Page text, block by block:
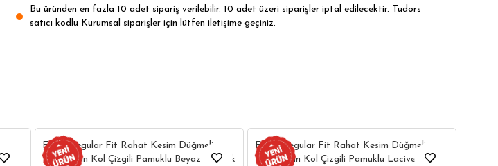
Bu üründen en fazla 10 adet sipariş verilebilir. 10 adet üzeri siparişler iptal edilecektir. Tudors
satıcı kodlu Kurumsal siparişler için lütfen iletişime geçiniz.
Erkek Regular Fit Rahat Kesim Düğmeli
Yaka Uzun Kol Çizgili Pamuklu Beyaz Gömlek
Erkek Regular Fit Rahat Kesim Düğmeli
Yaka Uzun Kol Çizgili Pamuklu Lacivert